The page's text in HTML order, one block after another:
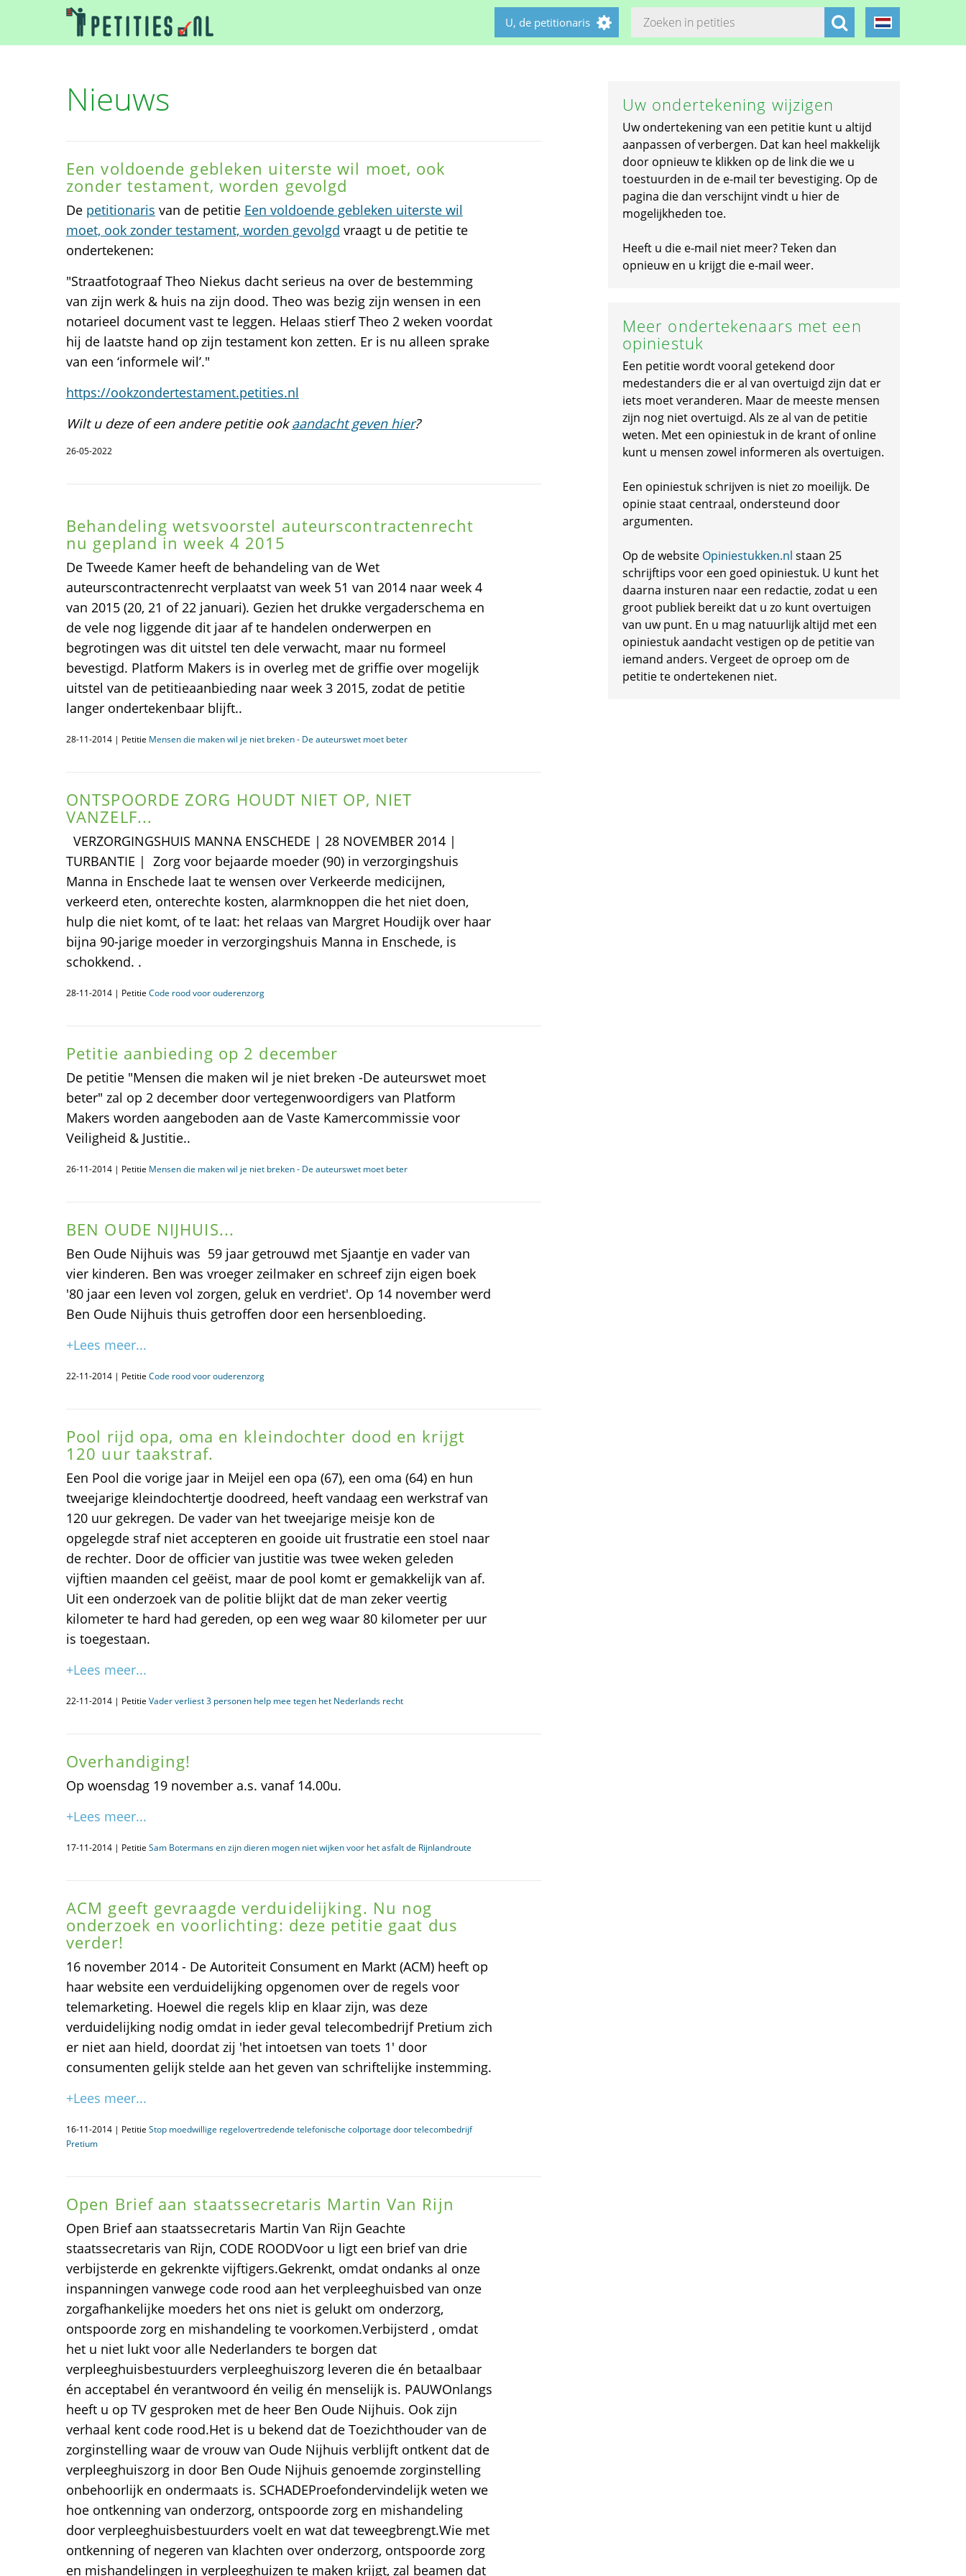
U, de petitionaris
Nieuws
Een voldoende gebleken uiterste wil moet, ook
zonder testament, worden gevolgd
De petitionaris van de petitie Een voldoende gebleken uiterste wil
moet, ook zonder testament, worden gevolgd vraagt u de petitie te
ondertekenen:
"Straatfotograaf Theo Niekus dacht serieus na over de bestemming
van zijn werk & huis na zijn dood. Theo was bezig zijn wensen in een
notarieel document vast te leggen. Helaas stierf Theo 2 weken voordat
hij de laatste hand op zijn testament kon zetten. Er is nu alleen sprake
van een ‘informele wil’."
https://ookzondertestament.petities.nl
Wilt u deze of een andere petitie ookaandacht geven hier?
26-05-2022
Behandeling wetsvoorstel auteurscontractenrecht
nu gepland in week 4 2015
De Tweede Kamer heeft de behandeling van de Wet
auteurscontractenrecht verplaatst van week 51 van 2014 naar week 4
van 2015 (20, 21 of 22 januari). Gezien het drukke vergaderschema en
de vele nog liggende dit jaar af te handelen onderwerpen en
begrotingen was dit uitstel ten dele verwacht, maar nu formeel
bevestigd. Platform Makers is in overleg met de griffie over mogelijk
uitstel van de petitieaanbieding naar week 3 2015, zodat de petitie
langer ondertekenbaar blijft..
28-11-2014 | Petitie Mensen die maken wil je niet breken - De auteurswet moet beter
ONTSPOORDE ZORG HOUDT NIET OP, NIET
VANZELF...
VERZORGINGSHUIS MANNA ENSCHEDE | 28 NOVEMBER 2014 |
TURBANTIE | Zorg voor bejaarde moeder (90) in verzorgingshuis
Manna in Enschede laat te wensen over Verkeerde medicijnen,
verkeerd eten, onterechte kosten, alarmknoppen die het niet doen,
hulp die niet komt, of te laat: het relaas van Margret Houdijk over haar
bijna 90-jarige moeder in verzorgingshuis Manna in Enschede, is
schokkend. .
28-11-2014 | Petitie Code rood voor ouderenzorg
Petitie aanbieding op 2 december
De petitie "Mensen die maken wil je niet breken -De auteurswet moet
beter" zal op 2 december door vertegenwoordigers van Platform
Makers worden aangeboden aan de Vaste Kamercommissie voor
Veiligheid & Justitie..
26-11-2014 | Petitie Mensen die maken wil je niet breken - De auteurswet moet beter
BEN OUDE NIJHUIS...
Ben Oude Nijhuis was 59 jaar getrouwd met Sjaantje en vader van
vier kinderen. Ben was vroeger zeilmaker en schreef zijn eigen boek
'80 jaar een leven vol zorgen, geluk en verdriet'. Op 14 november werd
Ben Oude Nijhuis thuis getroffen door een hersenbloeding.
+Lees meer...
22-11-2014 | Petitie Code rood voor ouderenzorg
Pool rijd opa, oma en kleindochter dood en krijgt
120 uur taakstraf.
Een Pool die vorige jaar in Meijel een opa (67), een oma (64) en hun
tweejarige kleindochtertje doodreed, heeft vandaag een werkstraf van
120 uur gekregen. De vader van het tweejarige meisje kon de
opgelegde straf niet accepteren en gooide uit frustratie een stoel naar
de rechter. Door de officier van justitie was twee weken geleden
vijftien maanden cel geëist, maar de pool komt er gemakkelijk van af.
Uit een onderzoek van de politie blijkt dat de man zeker veertig
kilometer te hard had gereden, op een weg waar 80 kilometer per uur
is toegestaan.
+Lees meer...
22-11-2014 | Petitie Vader verliest 3 personen help mee tegen het Nederlands recht
Overhandiging!
Op woensdag 19 november a.s. vanaf 14.00u.
+Lees meer...
17-11-2014 | Petitie Sam Botermans en zijn dieren mogen niet wijken voor het asfalt de Rijnlandroute
ACM geeft gevraagde verduidelijking. Nu nog
onderzoek en voorlichting: deze petitie gaat dus
verder!
16 november 2014 - De Autoriteit Consument en Markt (ACM) heeft op
haar website een verduidelijking opgenomen over de regels voor
telemarketing. Hoewel die regels klip en klaar zijn, was deze
verduidelijking nodig omdat in ieder geval telecombedrijf Pretium zich
er niet aan hield, doordat zij 'het intoetsen van toets 1' door
consumenten gelijk stelde aan het geven van schriftelijke instemming.
+Lees meer...
16-11-2014 | Petitie Stop moedwillige regelovertredende telefonische colportage door telecombedrijf
Pretium
Open Brief aan staatssecretaris Martin Van Rijn
Open Brief aan staatssecretaris Martin Van Rijn Geachte
staatssecretaris van Rijn, CODE ROODVoor u ligt een brief van drie
verbijsterde en gekrenkte vijftigers.Gekrenkt, omdat ondanks al onze
inspanningen vanwege code rood aan het verpleeghuisbed van onze
zorgafhankelijke moeders het ons niet is gelukt om onderzorg,
ontspoorde zorg en mishandeling te voorkomen.Verbijsterd , omdat
het u niet lukt voor alle Nederlanders te borgen dat
verpleeghuisbestuurders verpleeghuiszorg leveren die én betaalbaar
én acceptabel én verantwoord én veilig én menselijk is. PAUWOnlangs
heeft u op TV gesproken met de heer Ben Oude Nijhuis. Ook zijn
verhaal kent code rood.Het is u bekend dat de Toezichthouder van de
zorginstelling waar de vrouw van Oude Nijhuis verblijft ontkent dat de
verpleeghuiszorg in door Ben Oude Nijhuis genoemde zorginstelling
onbehoorlijk en ondermaats is. SCHADEProefondervindelijk weten we
hoe ontkenning van onderzorg, ontspoorde zorg en mishandeling
door verpleeghuisbestuurders voelt en wat dat teweegbrengt.Wie met
ontkenning of negeren van klachten over onderzorg, ontspoorde zorg
en mishandelingen in verpleeghuizen te maken krijgt, zal beamen dat
Uw ondertekening wijzigen
Uw ondertekening van een petitie kunt u altijd
aanpassen of verbergen. Dat kan heel makkelijk
door opnieuw te klikken op de link die we u
toestuurden in de e-mail ter bevestiging. Op de
pagina die dan verschijnt vindt u hier de
mogelijkheden toe.
Heeft u die e-mail niet meer? Teken dan
opnieuw en u krijgt die e-mail weer.
Meer ondertekenaars met een
opiniestuk
Een petitie wordt vooral getekend door
medestanders die er al van overtuigd zijn dat er
iets moet veranderen. Maar de meeste mensen
zijn nog niet overtuigd. Als ze al van de petitie
weten. Met een opiniestuk in de krant of online
kunt u mensen zowel informeren als overtuigen.
Een opiniestuk schrijven is niet zo moeilijk. De
opinie staat centraal, ondersteund door
argumenten.
Op de website Opiniestukken.nl staan 25
schrijftips voor een goed opiniestuk. U kunt het
daarna insturen naar een redactie, zodat u een
groot publiek bereikt dat u zo kunt overtuigen
van uw punt. En u mag natuurlijk altijd met een
opiniestuk aandacht vestigen op de petitie van
iemand anders. Vergeet de oproep om de
petitie te ondertekenen niet.